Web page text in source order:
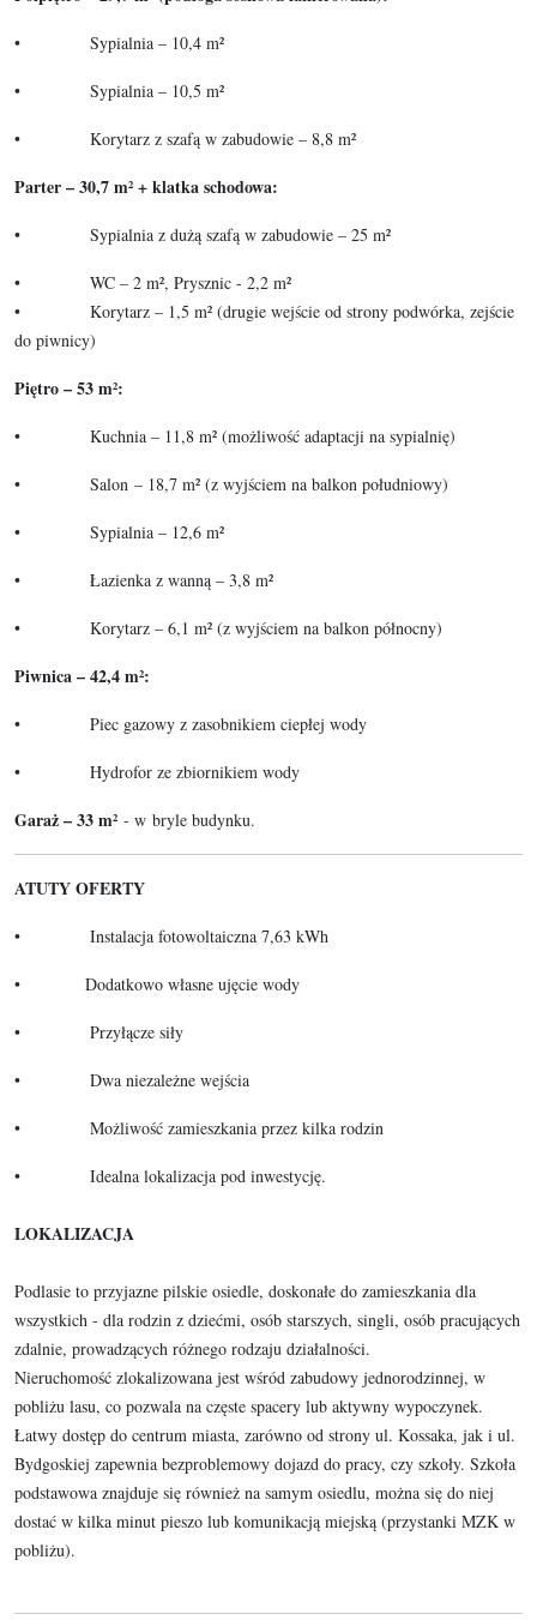
• Sypialnia – 10,4 m²
• Sypialnia – 10,5 m²
• Korytarz z szafą w zabudowie – 8,8 m²
Parter – 30,7 m² + klatka schodowa:
• Sypialnia z dużą szafą w zabudowie – 25 m²
​​​​​• WC – 2 m², Prysznic - 2,2 m²
• Korytarz – 1,5 m² (drugie wejście od strony podwórka, zejście
do piwnicy)
Piętro – 53 m²:
• Kuchnia – 11,8 m² (możliwość adaptacji na sypialnię)
• Salon – 18,7 m² (z wyjściem na balkon południowy)
• Sypialnia – 12,6 m²
• Łazienka z wanną – 3,8 m²
• Korytarz – 6,1 m² (z wyjściem na balkon północny)
Piwnica – 42,4 m²:
• Piec gazowy z zasobnikiem ciepłej wody
• Hydrofor ze zbiornikiem wody
Garaż – 33 m² - w bryle budynku.
ATUTY OFERTY
• Instalacja fotowoltaiczna 7,63 kWh
• Dodatkowo własne ujęcie wody
• Przyłącze siły
• Dwa niezależne wejścia
• Możliwość zamieszkania przez kilka rodzin
• Idealna lokalizacja pod inwestycję.
LOKALIZACJA
Podlasie to przyjazne pilskie osiedle, doskonałe do zamieszkania dla
wszystkich - dla rodzin z dziećmi, osób starszych, singli, osób pracujących
zdalnie, prowadzących różnego rodzaju działalności.
Nieruchomość zlokalizowana jest wśród zabudowy jednorodzinnej, w
pobliżu lasu, co pozwala na częste spacery lub aktywny wypoczynek.
Łatwy dostęp do centrum miasta, zarówno od strony ul. Kossaka, jak i ul.
Bydgoskiej zapewnia bezproblemowy dojazd do pracy, czy szkoły. Szkoła
podstawowa znajduje się również na samym osiedlu, można się do niej
dostać w kilka minut pieszo lub komunikacją miejską (przystanki MZK w
pobliżu).